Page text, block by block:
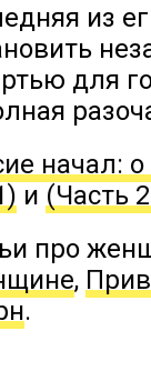
из
для
начал:
и (Часть
про
,
.